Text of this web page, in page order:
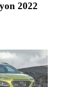
2022